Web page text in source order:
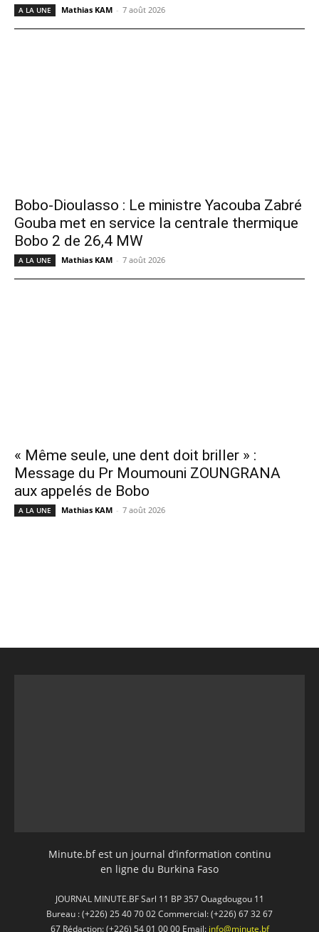
A LA UNE Mathias KAM - 7 août 2026
Bobo-Dioulasso : Le ministre Yacouba Zabré
Gouba met en service la centrale thermique
Bobo 2 de 26,4 MW
A LA UNE Mathias KAM - 7 août 2026
« Même seule, une dent doit briller » :
Message du Pr Moumouni ZOUNGRANA
aux appelés de Bobo
A LA UNE Mathias KAM - 7 août 2026
Minute.bf est un journal d’information continu
en ligne du Burkina Faso
JOURNAL MINUTE.BF Sarl 11 BP 357 Ouagdougou 11
Bureau : (+226) 25 40 70 02 Commercial: (+226) 67 32 67
67 Rédaction: (+226) 54 01 00 00 Email: info@minute.bf